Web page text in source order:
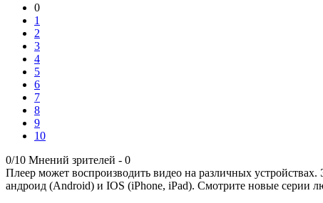
0
1
2
3
4
5
6
7
8
9
10
0/10 Мнений зрителей - 0
Плеер может воспроизводить видео на различных
андроид (Android) и IOS (iPhone, iPad). Смотрите новые серии